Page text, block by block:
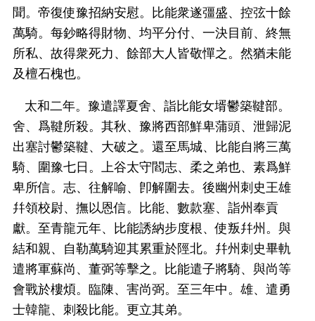
聞。帝復使豫招納安慰。比能衆遂彊盛、控弦十餘
萬騎。每鈔略得財物、均平分付、一決目前、終無
所私、故得衆死力、餘部大人皆敬憚之。然猶未能
及檀石槐也。
太和二年。豫遣譯夏舍、詣比能女壻鬱築鞬部。
舍、爲鞬所殺。其秋、豫將西部鮮卑蒲頭、泄歸泥
出塞討鬱築鞬、大破之。還至馬城、比能自將三萬
騎、圍豫七日。上谷太守閻志、柔之弟也、素爲鮮
卑所信。志、往解喻、卽解圍去。後幽州刺史王雄
幷領校尉、撫以恩信。比能、數款塞、詣州奉貢
獻。至青龍元年、比能誘納步度根、使叛幷州。與
結和親、自勒萬騎迎其累重於陘北。幷州刺史畢軌
遣將軍蘇尚、董弼等擊之。比能遣子將騎、與尚等
會戰於樓煩。臨陳、害尚弼。至三年中。雄、遣勇
士韓龍、刺殺比能。更立其弟。